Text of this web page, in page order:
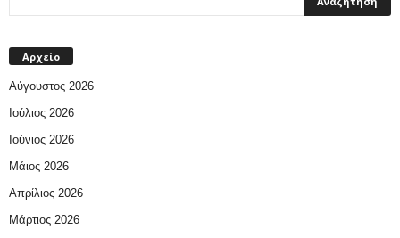
Αρχείο
Αύγουστος 2026
Ιούλιος 2026
Ιούνιος 2026
Μάιος 2026
Απρίλιος 2026
Μάρτιος 2026